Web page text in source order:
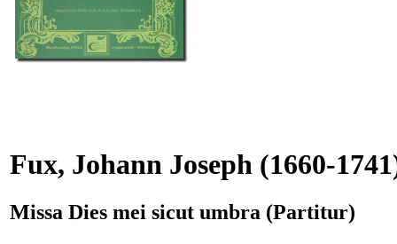
Fux, Johann Joseph (1660-
Missa Dies mei sicut umbra (Partitur)